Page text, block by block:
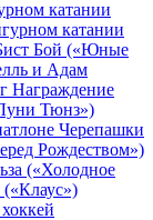
катании
катании
Бой («Юные
и Адам
Награждение
Тюнз»)
Черепашки
Рождеством»)
(«Холодное
(«Клаус»)